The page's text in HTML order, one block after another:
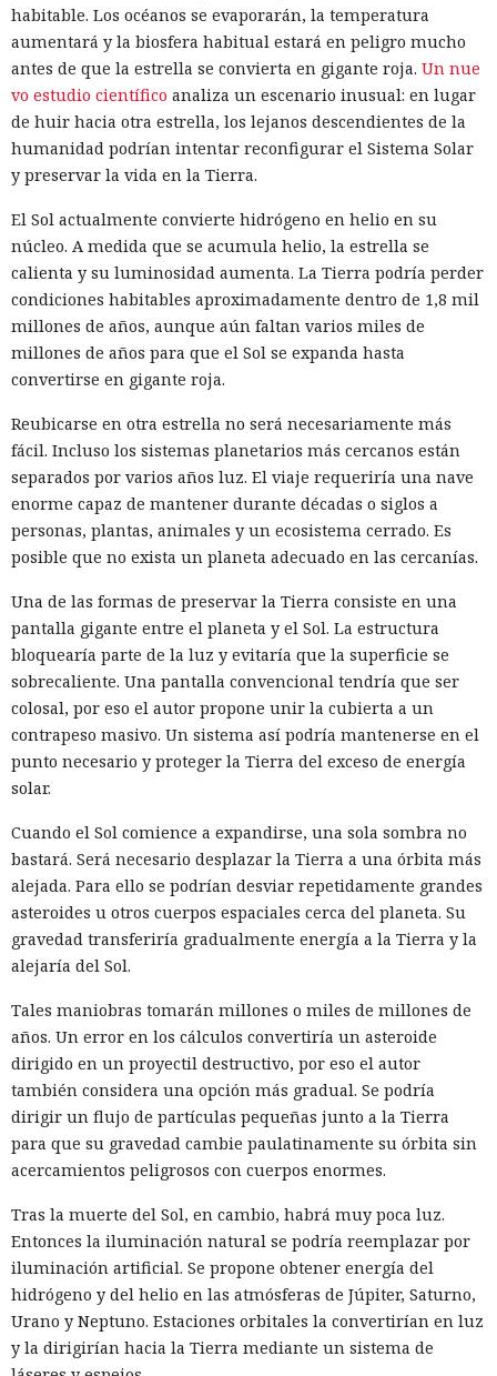
habitable. Los océanos se evaporarán, la temperatura
aumentará y la biosfera habitual estará en peligro mucho
antes de que la estrella se convierta en gigante roja. Un nue
vo estudio científico analiza un escenario inusual: en lugar
de huir hacia otra estrella, los lejanos descendientes de la
humanidad podrían intentar reconfigurar el Sistema Solar
y preservar la vida en la Tierra.
El Sol actualmente convierte hidrógeno en helio en su
núcleo. A medida que se acumula helio, la estrella se
calienta y su luminosidad aumenta. La Tierra podría perder
condiciones habitables aproximadamente dentro de 1,8 mil
millones de años, aunque aún faltan varios miles de
millones de años para que el Sol se expanda hasta
convertirse en gigante roja.
Reubicarse en otra estrella no será necesariamente más
fácil. Incluso los sistemas planetarios más cercanos están
separados por varios años luz. El viaje requeriría una nave
enorme capaz de mantener durante décadas o siglos a
personas, plantas, animales y un ecosistema cerrado. Es
posible que no exista un planeta adecuado en las cercanías.
Una de las formas de preservar la Tierra consiste en una
pantalla gigante entre el planeta y el Sol. La estructura
bloquearía parte de la luz y evitaría que la superficie se
sobrecaliente. Una pantalla convencional tendría que ser
colosal, por eso el autor propone unir la cubierta a un
contrapeso masivo. Un sistema así podría mantenerse en el
punto necesario y proteger la Tierra del exceso de energía
solar.
Cuando el Sol comience a expandirse, una sola sombra no
bastará. Será necesario desplazar la Tierra a una órbita más
alejada. Para ello se podrían desviar repetidamente grandes
asteroides u otros cuerpos espaciales cerca del planeta. Su
gravedad transferiría gradualmente energía a la Tierra y la
alejaría del Sol.
Tales maniobras tomarán millones o miles de millones de
años. Un error en los cálculos convertiría un asteroide
dirigido en un proyectil destructivo, por eso el autor
también considera una opción más gradual. Se podría
dirigir un flujo de partículas pequeñas junto a la Tierra
para que su gravedad cambie paulatinamente su órbita sin
acercamientos peligrosos con cuerpos enormes.
Tras la muerte del Sol, en cambio, habrá muy poca luz.
Entonces la iluminación natural se podría reemplazar por
iluminación artificial. Se propone obtener energía del
hidrógeno y del helio en las atmósferas de Júpiter, Saturno,
Urano y Neptuno. Estaciones orbitales la convertirían en luz
y la dirigirían hacia la Tierra mediante un sistema de